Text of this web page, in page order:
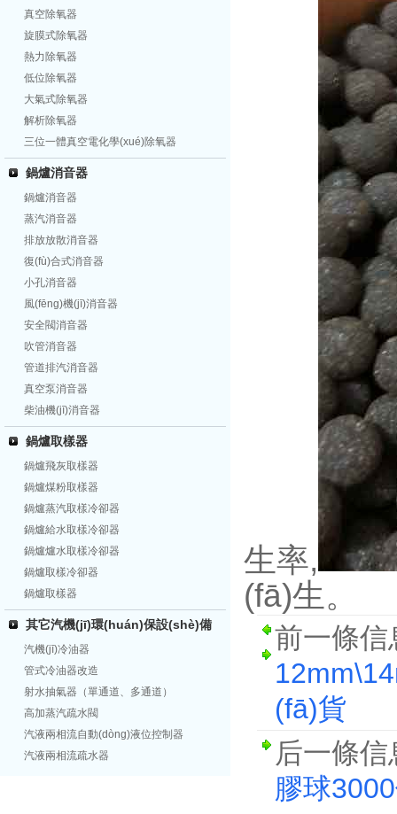
真空除氧器
旋膜式除氧器
熱力除氧器
低位除氧器
大氣式除氧器
解析除氧器
三位一體真空電化學(xué)除氧器
鍋爐消音器
鍋爐消音器
蒸汽消音器
排放放散消音器
復(fù)合式消音器
小孔消音器
風(fēng)機(jī)消音器
安全閥消音器
吹管消音器
管道排汽消音器
真空泵消音器
柴油機(jī)消音器
鍋爐取樣器
鍋爐飛灰取樣器
鍋爐煤粉取樣器
鍋爐蒸汽取樣冷卻器
鍋爐給水取樣冷卻器
鍋爐爐水取樣冷卻器
鍋爐取樣冷卻器
鍋爐取樣器
其它汽機(jī)環(huán)保設(shè)備
汽機(jī)冷油器
管式冷油器改造
射水抽氣器（單通道、多通道）
高加蒸汽疏水閥
汽液兩相流自動(dòng)液位控制器
汽液兩相流疏水器
生率,
(fā)生。
前一條信
(fā)貨
后一條信
膠球